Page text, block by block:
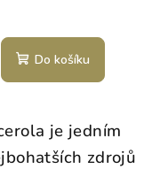
Do košíku
je jedním
zdrojů